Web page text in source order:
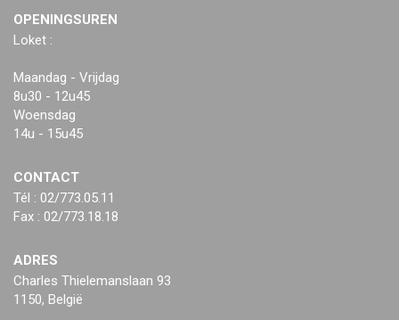
OPENINGSUREN
Loket :
Maandag - Vrijdag
8u30 - 12u45
Woensdag
14u - 15u45
CONTACT
Tél : 02/773.05.11
Fax : 02/773.18.18
ADRES
Charles Thielemanslaan 93
1150, België